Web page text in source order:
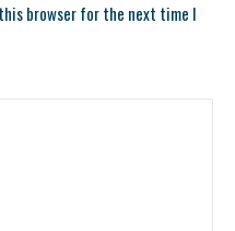
browser for the next time I